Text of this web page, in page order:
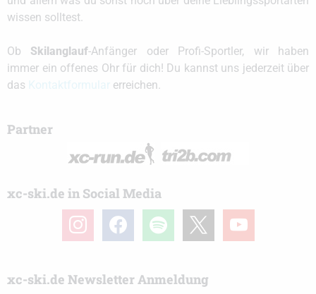
wissen solltest.
Ob Skilanglauf-Anfänger oder Profi-Sportler, wir haben
immer ein offenes Ohr für dich! Du kannst uns jederzeit über
das
erreichen.
Partner
xc-ski.de in Social Media
instagramfacebook spotify youtube
xc-ski.de Newsletter Anmeldung